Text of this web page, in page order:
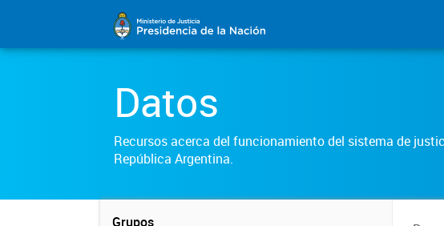
Datos
Recursos acerca del funcionamiento del sistema de
República Argentina.
Grupos